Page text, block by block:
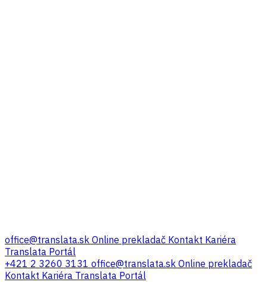
office@translata.sk Online prekladač Kontakt Kariéra
Translata Portál
+421 2 3260 3131 office@translata.sk Online prekladač
Kontakt Kariéra Translata Portál